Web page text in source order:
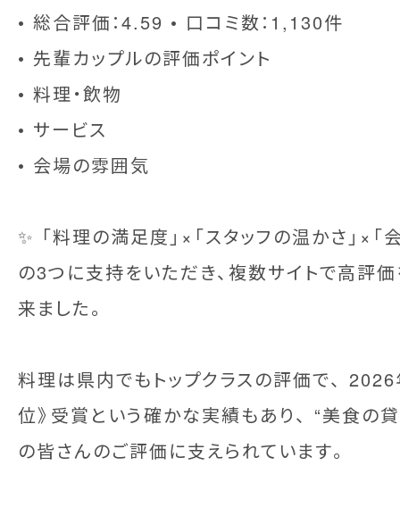
• 総合評価：4.59 • 口コミ数：1,130件
• 先輩カップルの評価ポイント
• 料理・飲物
• サービス
• 会場の雰囲気
✨ 「料理の満足度」×「スタッフの温かさ」×
の3つに支持をいただき、複数サイトで高評
来ました。
料理は県内でもトップクラスの評価で、
位》受賞という確かな実績もあり、 “美食の
の皆さんのご評価に支えられています。